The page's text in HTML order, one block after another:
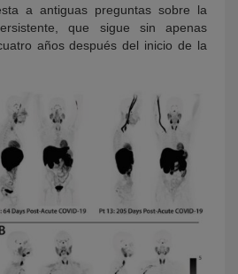
a antiguas preguntas sobre la
que sigue sin apenas
años después del inicio de la